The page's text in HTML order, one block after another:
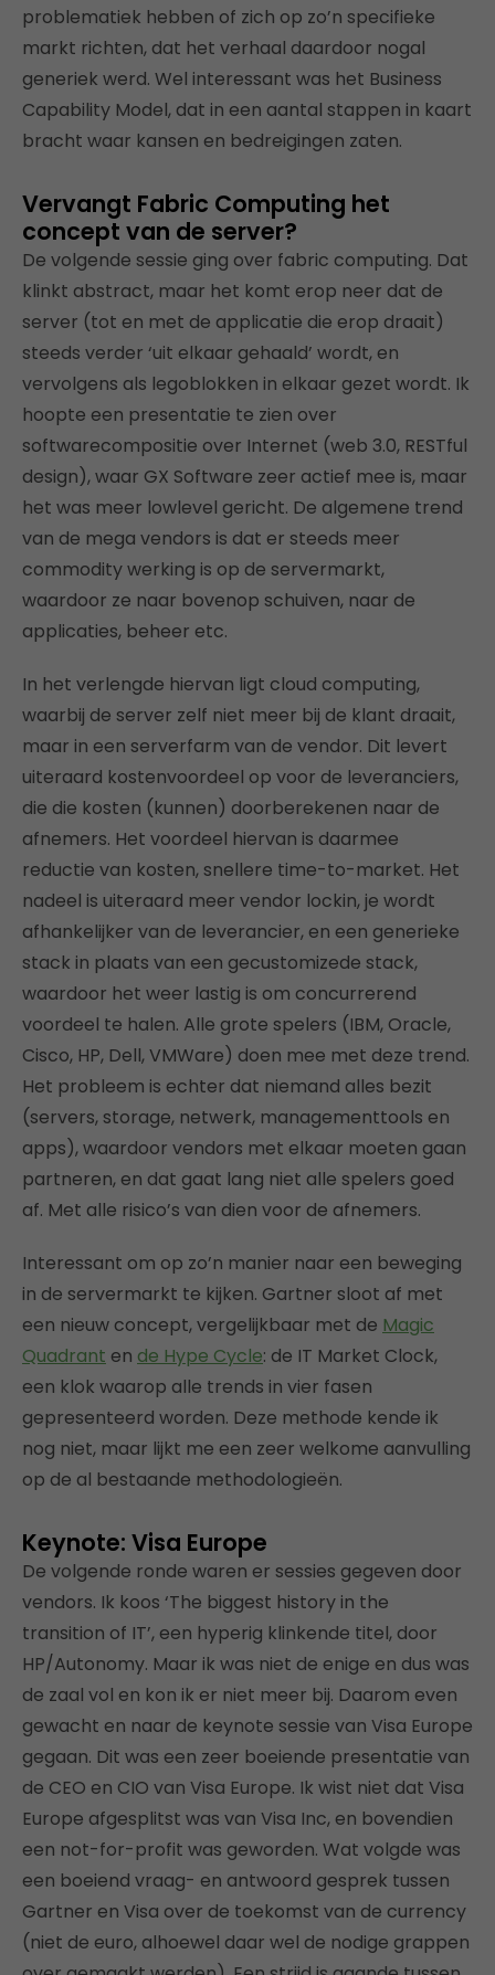
problematiek hebben of zich op zo’n specifieke
markt richten, dat het verhaal daardoor nogal
generiek werd. Wel interessant was het Business
Capability Model, dat in een aantal stappen in kaart
bracht waar kansen en bedreigingen zaten.
Vervangt Fabric Computing het
concept van de server?
De volgende sessie ging over fabric computing. Dat
klinkt abstract, maar het komt erop neer dat de
server (tot en met de applicatie die erop draait)
steeds verder ‘uit elkaar gehaald’ wordt, en
vervolgens als legoblokken in elkaar gezet wordt. Ik
hoopte een presentatie te zien over
softwarecompositie over Internet (web 3.0, RESTful
design), waar GX Software zeer actief mee is, maar
het was meer lowlevel gericht. De algemene trend
van de mega vendors is dat er steeds meer
commodity werking is op de servermarkt,
waardoor ze naar bovenop schuiven, naar de
applicaties, beheer etc.
In het verlengde hiervan ligt cloud computing,
waarbij de server zelf niet meer bij de klant draait,
maar in een serverfarm van de vendor. Dit levert
uiteraard kostenvoordeel op voor de leveranciers,
die die kosten (kunnen) doorberekenen naar de
afnemers. Het voordeel hiervan is daarmee
reductie van kosten, snellere time-to-market. Het
nadeel is uiteraard meer vendor lockin, je wordt
afhankelijker van de leverancier, en een generieke
stack in plaats van een gecustomizede stack,
waardoor het weer lastig is om concurrerend
voordeel te halen. Alle grote spelers (IBM, Oracle,
Cisco, HP, Dell, VMWare) doen mee met deze trend.
Het probleem is echter dat niemand alles bezit
(servers, storage, netwerk, managementtools en
apps), waardoor vendors met elkaar moeten gaan
partneren, en dat gaat lang niet alle spelers goed
af. Met alle risico’s van dien voor de afnemers.
Interessant om op zo’n manier naar een beweging
in de servermarkt te kijken. Gartner sloot af met
een nieuw concept, vergelijkbaar met de Magic
Quadrant en de Hype Cycle: de IT Market Clock,
een klok waarop alle trends in vier fasen
gepresenteerd worden. Deze methode kende ik
nog niet, maar lijkt me een zeer welkome aanvulling
op de al bestaande methodologieën.
Keynote: Visa Europe
De volgende ronde waren er sessies gegeven door
vendors. Ik koos ‘The biggest history in the
transition of IT’, een hyperig klinkende titel, door
HP/Autonomy. Maar ik was niet de enige en dus was
de zaal vol en kon ik er niet meer bij. Daarom even
gewacht en naar de keynote sessie van Visa Europe
gegaan. Dit was een zeer boeiende presentatie van
de CEO en CIO van Visa Europe. Ik wist niet dat Visa
Europe afgesplitst was van Visa Inc, en bovendien
een not-for-profit was geworden. Wat volgde was
een boeiend vraag- en antwoord gesprek tussen
Gartner en Visa over de toekomst van de currency
(niet de euro, alhoewel daar wel de nodige grappen